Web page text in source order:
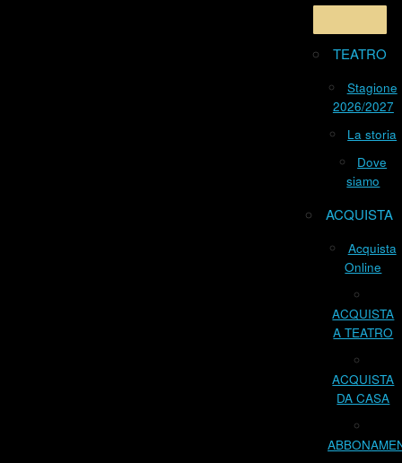
TEATRO
Stagione
2026/2027
La storia
Dove
siamo
ACQUISTA
Acquista
Online
ACQUISTA
A TEATRO
ACQUISTA
DA CASA